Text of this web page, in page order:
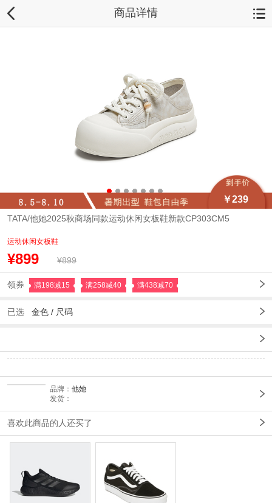
商品详情
￥239
TATA/他她2025秋商场同款运动休闲女板鞋新款CP303CM5
运动休闲女板鞋
¥899 ¥899
领券 满198减15 满258减40 满438减70
已选 金色 / 尺码
品牌： 他她
发货：
喜欢此商品的人还买了